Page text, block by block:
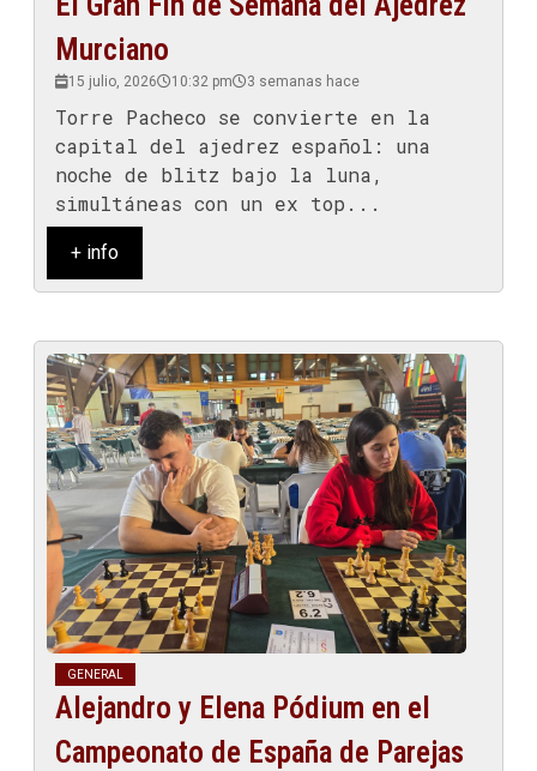
Murciano
15 julio, 2026 10:32 pm 3 semanas hace
Torre Pacheco se convierte en la
capital del ajedrez español: una
noche de blitz bajo la luna,
simultáneas con un ex top...
+ info
GENERAL
Alejandro y Elena Pódium en el
Campeonato de España de Parejas